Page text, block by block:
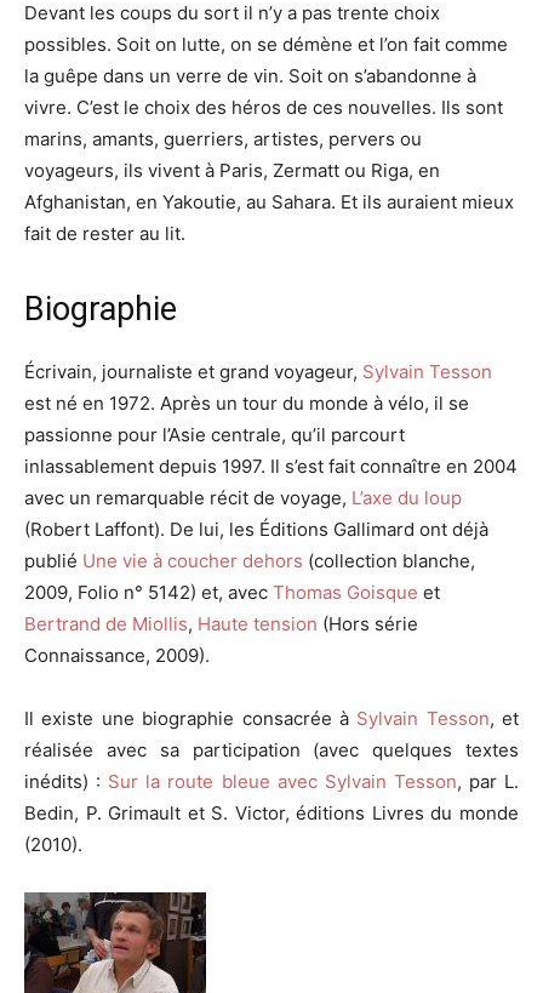
Devant les coups du sort il n’y a pas trente choix
possibles. Soit on lutte, on se démène et l’on fait comme
la guêpe dans un verre de vin. Soit on s’abandonne à
vivre. C’est le choix des héros de ces nouvelles. Ils sont
marins, amants, guerriers, artistes, pervers ou
voyageurs, ils vivent à Paris, Zermatt ou Riga, en
Afghanistan, en Yakoutie, au Sahara. Et ils auraient mieux
fait de rester au lit.
Biographie
Écrivain, journaliste et grand voyageur, Sylvain Tesson
est né en 1972. Après un tour du monde à vélo, il se
passionne pour l’Asie centrale, qu’il parcourt
inlassablement depuis 1997. Il s’est fait connaître en 2004
avec un remarquable récit de voyage, L’axe du loup
(Robert Laffont). De lui, les Éditions Gallimard ont déjà
publié Une vie à coucher dehors (collection blanche,
2009, Folio n° 5142) et, avec Thomas Goisque et
Bertrand de Miollis, Haute tension (Hors série
Connaissance, 2009).
Il existe une biographie consacrée à Sylvain Tesson, et
réalisée avec sa participation (avec quelques textes
inédits) : Sur la route bleue avec Sylvain Tesson, par L.
Bedin, P. Grimault et S. Victor, éditions Livres du monde
(2010).